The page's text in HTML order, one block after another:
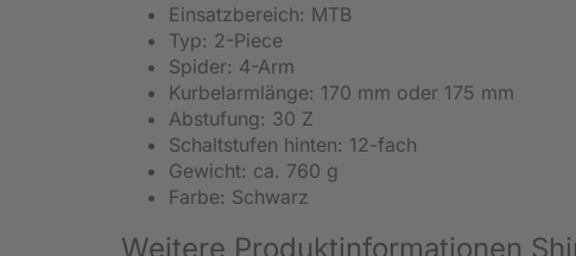
Einsatzbereich: MTB
Typ: 2-Piece
Spider: 4-Arm
Kurbelarmlänge: 170 mm oder 175 mm
Abstufung: 30 Z
Schaltstufen hinten: 12-fach
Gewicht: ca. 760 g
Farbe: Schwarz
Weitere Produktinformationen